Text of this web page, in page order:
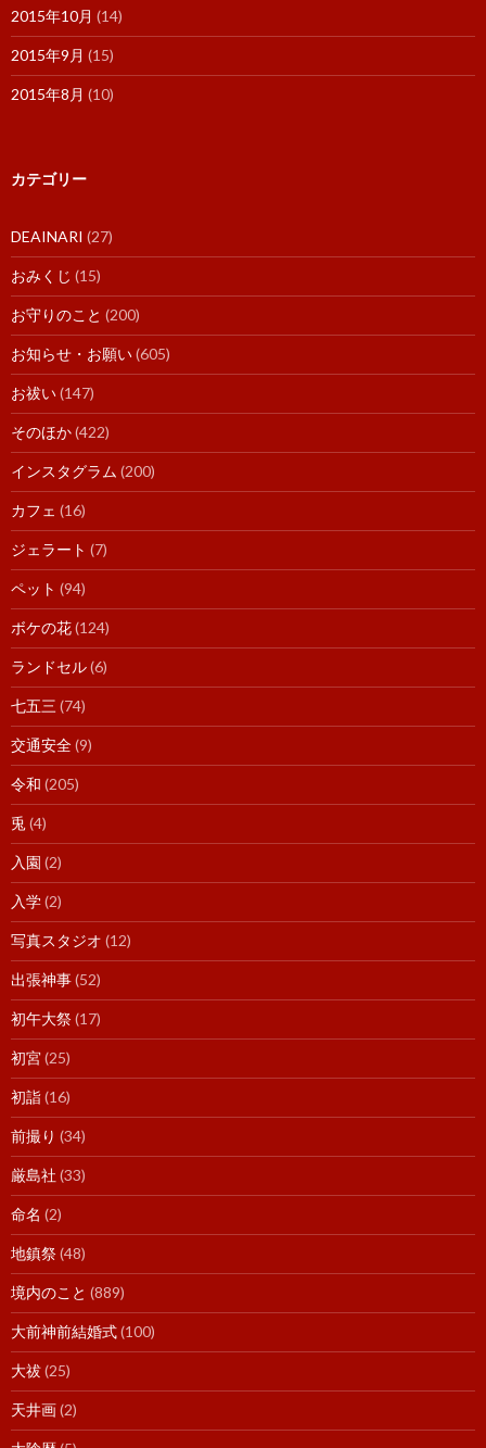
2015年10月 (14)
2015年9月 (15)
2015年8月 (10)
カテゴリー
DEAINARI (27)
おみくじ (15)
お守りのこと (200)
お知らせ・お願い(605)
お祓い(147)
そのほか(422)
インスタグラム (200)
カフェ (16)
ジェラート (7)
ペット (94)
ボケの花(124)
ランドセル(6)
七五三 (74)
交通安全(9)
令和 (205)
兎 (4)
入園 (2)
入学(2)
写真スタジオ (12)
出張神事(52)
初午大祭(17)
初宮(25)
初詣(16)
前撮り (34)
厳島社 (33)
命名 (2)
地鎮祭(48)
境内のこと (889)
大前神前結婚式(100)
大祓(25)
天井画(2)